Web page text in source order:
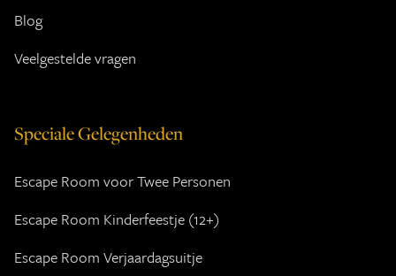
Blog
Veelgestelde vragen
Speciale Gelegenheden
Escape Room voor Twee Personen
Escape Room Kinderfeestje (12+)
Escape Room Verjaardagsuitje